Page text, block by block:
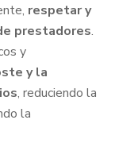
respetar y
prestadores.
y
y la
, reduciendo la
la